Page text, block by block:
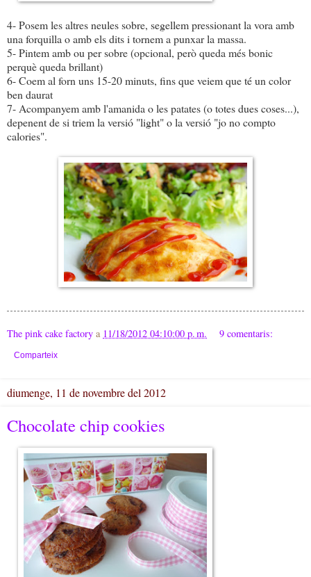
4- Posem les altres neules sobre, segellem pressionant la vora amb
una forquilla o amb els dits i tornem a punxar la massa.
5- Pintem amb ou per sobre (opcional, però queda més bonic
perquè queda brillant)
6- Coem al forn uns 15-20 minuts, fins que veiem que té un color
ben daurat
7- Acompanyem amb l'amanida o les patates (o totes dues coses...),
depenent de si triem la versió "light" o la versió "jo no compto
calories".
The pink cake factory a 11/18/2012 04:10:00 p. m. 9 comentaris:
Comparteix
diumenge, 11 de novembre del 2012
Chocolate chip cookies